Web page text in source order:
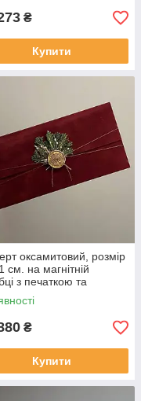
₴
Купити
оксамитовий, розмір
см. на магнітній
з печаткою та
₴
Купити